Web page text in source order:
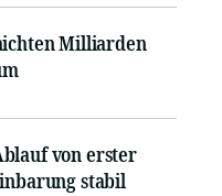
Milliarden
von erster
stabil